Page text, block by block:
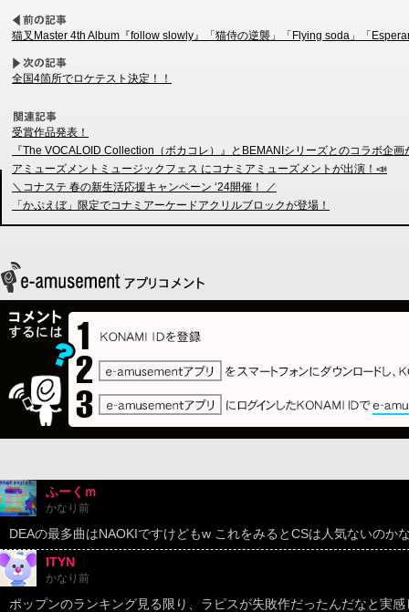
猫叉Master 4th Album『follow slowly』「猫侍の逆襲」「Flying soda」「
全国4箇所でロケテスト決定！！
受賞作品発表！
『The VOCALOID Collection（ボカコレ）』とBEMANIシリーズとのコラボ企画
アミューズメントミュージックフェス にコナミアミューズメントが出演！📣
＼コナステ 春の新生活応援キャンペーン ‘24開催！ ／
「かぷえぼ」限定でコナミアーケードアクリルブロックが登場！
ふーくｍ
かなり前
DEAの最多曲はNAOKIですけどもw これをみるとCSは人気ないのか
ITYN
かなり前
ポップンのランキング見る限り、ラピスが失敗作だったんだなと実